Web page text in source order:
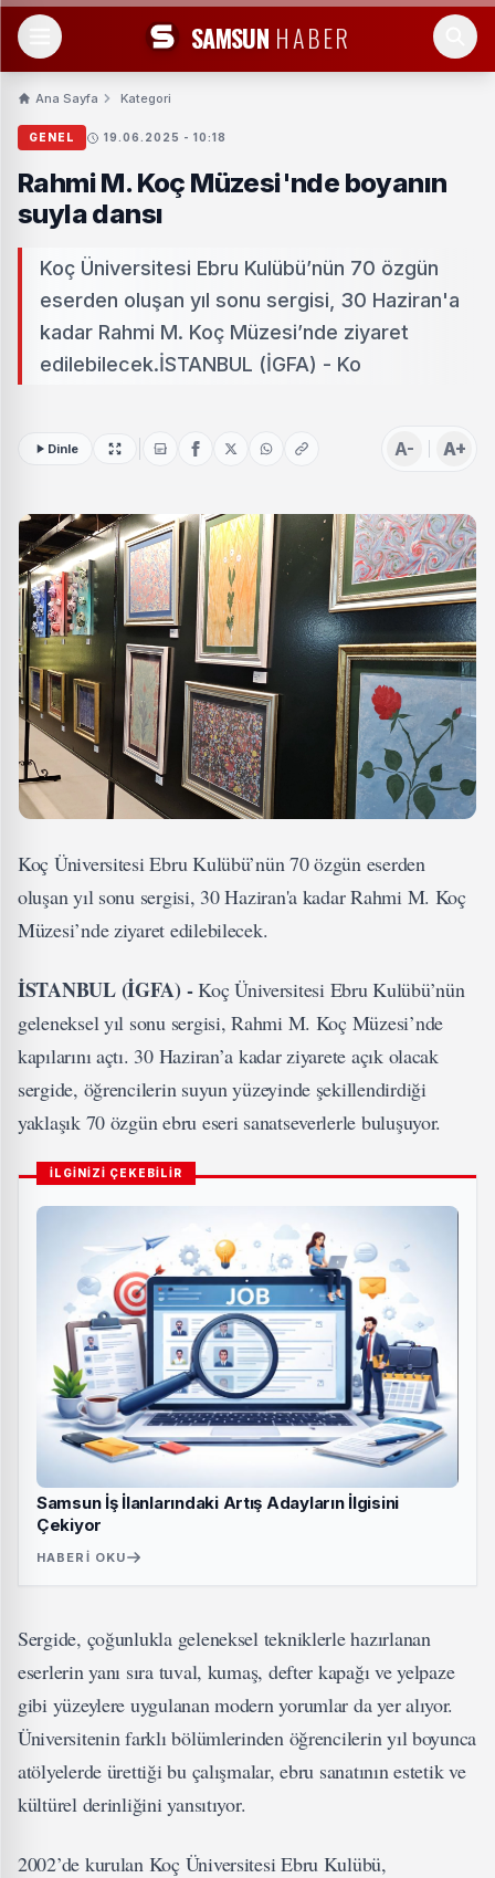
SAMSUN HABER
Ana Sayfa Kategori
GENEL 19.06.2025 - 10:18
Rahmi M. Koç Müzesi'nde boyanın
suyla dansı
Koç Üniversitesi Ebru Kulübü’nün 70 özgün
eserden oluşan yıl sonu sergisi, 30 Haziran'a
kadar Rahmi M. Koç Müzesi’nde ziyaret
edilebilecek.İSTANBUL (İGFA) - Ko
Dinle A- A+
Koç Üniversitesi Ebru Kulübü’nün 70 özgün eserden
oluşan yıl sonu sergisi, 30 Haziran'a kadar Rahmi M. Koç
Müzesi’nde ziyaret edilebilecek.
İSTANBUL (İGFA) -Koç Üniversitesi Ebru Kulübü’nün
geleneksel yıl sonu sergisi, Rahmi M. Koç Müzesi’nde
kapılarını açtı. 30 Haziran’a kadar ziyarete açık olacak
sergide, öğrencilerin suyun yüzeyinde şekillendirdiği
yaklaşık 70 özgün ebru eseri sanatseverlerle buluşuyor.
İLGİNİZİ ÇEKEBİLİR
Samsun İş İlanlarındaki Artış Adayların İlgisini
Çekiyor
HABERI OKU
Sergide, çoğunlukla geleneksel tekniklerle hazırlanan
eserlerin yanı sıra tuval, kumaş, defter kapağı ve yelpaze
gibi yüzeylere uygulanan modern yorumlar da yer alıyor.
Üniversitenin farklı bölümlerinden öğrencilerin yıl boyunca
atölyelerde ürettiği bu çalışmalar, ebru sanatının estetik ve
kültürel derinliğini yansıtıyor.
2002’de kurulan Koç Üniversitesi Ebru Kulübü,